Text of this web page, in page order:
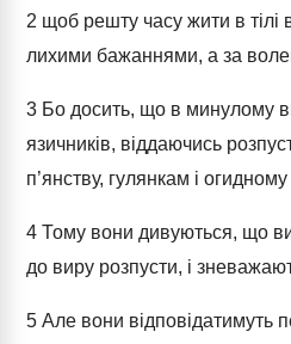
2 щоб решту часу жити в
лихими бажаннями, а за
3 Бо досить, що в минулому
язичників, віддаючись
п’янству, гулянкам і
4 Тому вони дивуються, що
до виру розпусти, і
5 Але вони відповідатимуть